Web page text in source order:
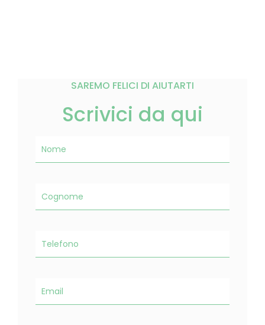
SAREMO FELICI DI AIUTARTI
Scrivici da qui